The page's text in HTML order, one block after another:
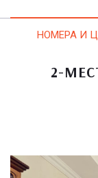
НОМЕРА И
2-